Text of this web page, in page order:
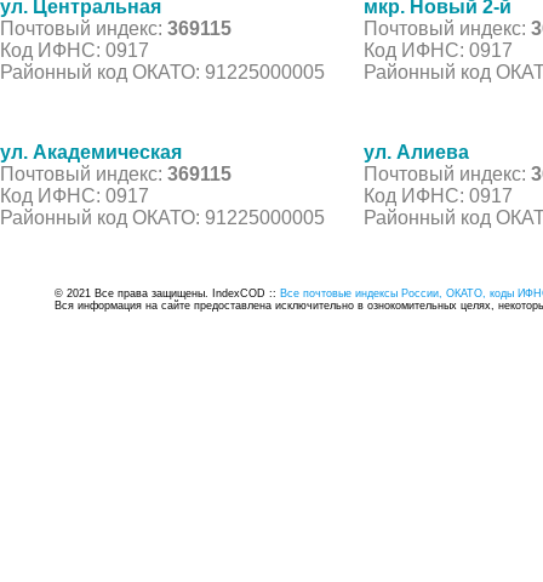
ул. Центральная
Почтовый индекс: 369115
Код ИФНС: 0917
Районный код ОКАТО: 91225000005
мкр. Новый 2-й
Почтовый индекс:
Код ИФНС: 0917
Районный код
ул. Академическая
Почтовый индекс: 369115
Код ИФНС: 0917
Районный код ОКАТО: 91225000005
ул. Алиева
Почтовый индекс:
Код ИФНС: 0917
Районный код
© 2021 Все права защищены. IndexCOD :: Все почтовые индексы России, ОКАТО, коды
Вся информация на сайте предоставлена исключительно в ознокомительных целях,